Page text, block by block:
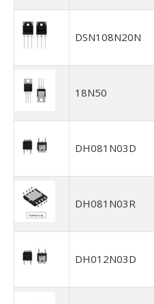
DSN108N20N
18N50
DH081N03D
DH081N03R
DH012N03D